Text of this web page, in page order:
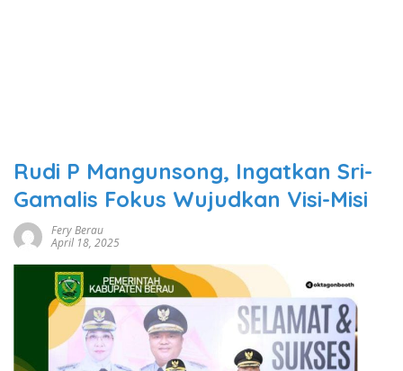
Rudi P Mangunsong, Ingatkan Sri-
Gamalis Fokus Wujudkan Visi-Misi
Fery Berau
April 18, 2025